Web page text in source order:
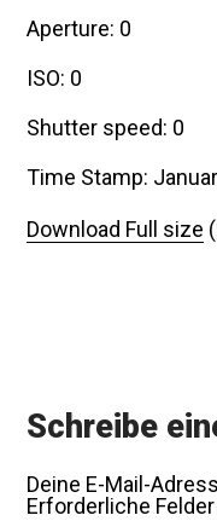
Aperture: 0
ISO: 0
Shutter speed: 0
Time Stamp:
Download Full size
Schreibe
Deine E-Mail-
Erforderliche